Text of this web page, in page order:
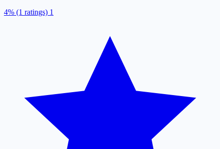
4% (1 ratings) 1